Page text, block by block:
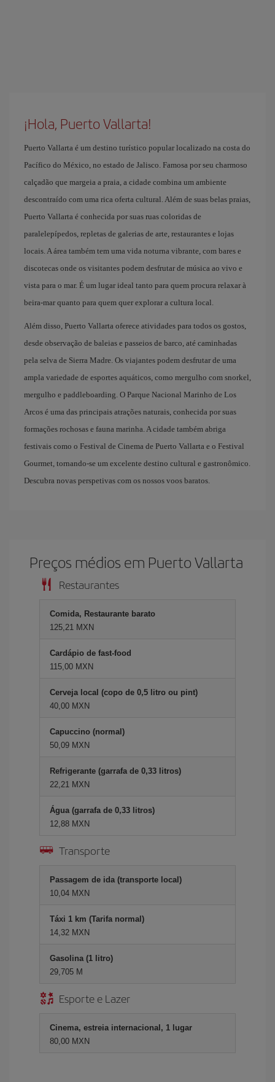
¡Hola, Puerto Vallarta!
Puerto Vallarta é um destino turístico popular localizado na costa do
Pacífico do México, no estado de Jalisco. Famosa por seu charmoso
calçadão que margeia a praia, a cidade combina um ambiente
descontraído com uma rica oferta cultural. Além de suas belas praias,
Puerto Vallarta é conhecida por suas ruas coloridas de
paralelepípedos, repletas de galerias de arte, restaurantes e lojas
locais. A área também tem uma vida noturna vibrante, com bares e
discotecas onde os visitantes podem desfrutar de música ao vivo e
vista para o mar. É um lugar ideal tanto para quem procura relaxar à
beira-mar quanto para quem quer explorar a cultura local.
Além disso, Puerto Vallarta oferece atividades para todos os gostos,
desde observação de baleias e passeios de barco, até caminhadas
pela selva de Sierra Madre. Os viajantes podem desfrutar de uma
ampla variedade de esportes aquáticos, como mergulho com snorkel,
mergulho e paddleboarding. O Parque Nacional Marinho de Los
Arcos é uma das principais atrações naturais, conhecida por suas
formações rochosas e fauna marinha. A cidade também abriga
festivais como o Festival de Cinema de Puerto Vallarta e o Festival
Gourmet, tornando-se um excelente destino cultural e gastronômico.
Descubra novas perspetivas com os nossos voos baratos.
Preços médios em Puerto Vallarta
Restaurantes
Comida, Restaurante barato
125,21 MXN
Cardápio de fast-food
115,00 MXN
Cerveja local (copo de 0,5 litro ou pint)
40,00 MXN
Capuccino (normal)
50,09 MXN
Refrigerante (garrafa de 0,33 litros)
22,21 MXN
Água (garrafa de 0,33 litros)
12,88 MXN
Transporte
Passagem de ida (transporte local)
10,04 MXN
Táxi 1 km (Tarifa normal)
14,32 MXN
Gasolina (1 litro)
29,705 M
Esporte e Lazer
Cinema, estreia internacional, 1 lugar
80,00 MXN